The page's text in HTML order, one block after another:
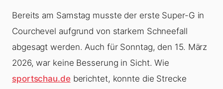
Bereits am Samstag musste der erste Super-G in
Courchevel aufgrund von starkem Schneefall
abgesagt werden. Auch für Sonntag, den 15. März
2026, war keine Besserung in Sicht. Wie
sportschau.deberichtet, konnte die Strecke